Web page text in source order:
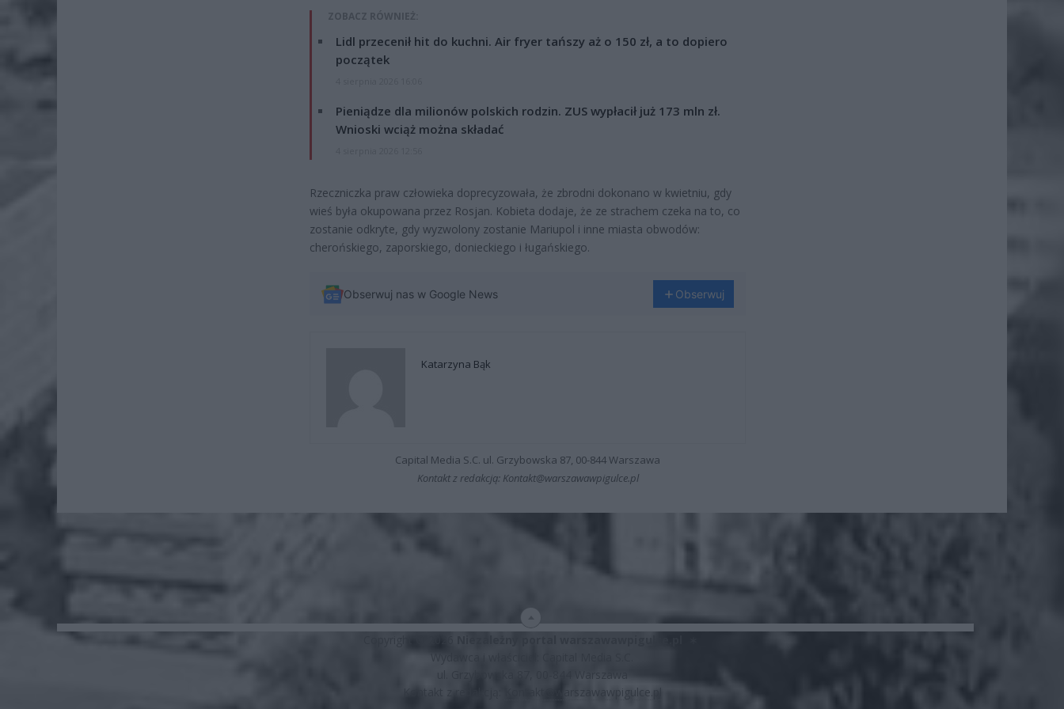
ZOBACZ RÓWNIEŻ:
Lidl przecenił hit do kuchni. Air fryer tańszy aż o 150 zł, a to dopiero
początek
Pieniądze dla milionów polskich rodzin. ZUS wypłacił już 173 mln zł.
Wnioski wciąż można składać
Rzeczniczka praw człowieka doprecyzowała, że zbrodni dokonano w kwietniu, gdy
wieś była okupowana przez Rosjan. Kobieta dodaje, że ze strachem czeka na to, co
zostanie odkryte, gdy wyzwolony zostanie Mariupol i inne miasta obwodów:
cherońskiego, zaporskiego, donieckiego i ługańskiego.
Obserwuj nas w Google News Obserwuj
Katarzyna Bąk
Capital Media S.C. ul. Grzybowska 87, 00-844 Warszawa
Kontakt z redakcją: Kontakt@warszawawpigulce.pl
ul. Grzybowska 87, 00-844 Warszawa
Kontakt z redakcją:
Kontakt@warszawawpigulce.pl